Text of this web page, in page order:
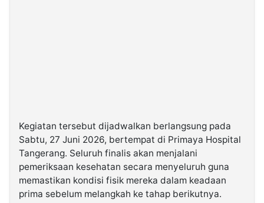
Kegiatan tersebut dijadwalkan berlangsung pada
Sabtu, 27 Juni 2026, bertempat di Primaya Hospital
Tangerang. Seluruh finalis akan menjalani
pemeriksaan kesehatan secara menyeluruh guna
memastikan kondisi fisik mereka dalam keadaan
prima sebelum melangkah ke tahap berikutnya.